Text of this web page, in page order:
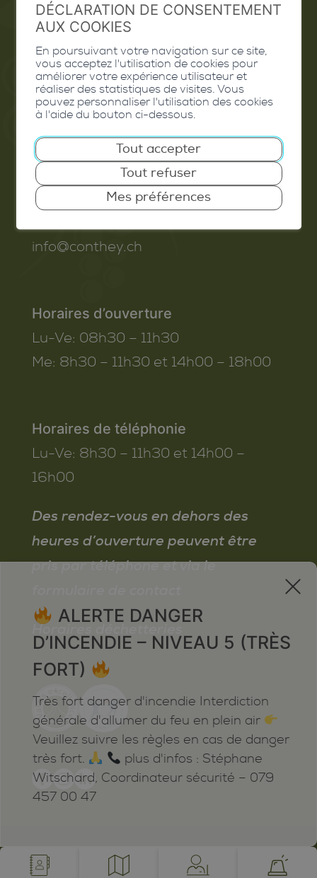
Contact
Extranet
Valais Excellence
Commune de Conthey
Route de Savoie 54
1975
St-Séverin
info@conthey.ch
Horaires d’ouverture
Lu-Ve: 08h30 – 11h30
Me: 8h30 – 11h30 et 14h00 – 18h00
Horaires de téléphonie
Lu-Ve: 8h30 – 11h30 et 14h00 –
16h00
Des rendez-vous en dehors des
heures d’ouverture peuvent être
pris par téléphone et via le
Horaires déchetteries
powered by /BOOMERANG
x
ALERTE DANGER
D’INCENDIE – NIVEAU 5 (TRÈS
FORT)
Très fort danger d'incendie Interdiction
générale d'allumer du feu en plein air
Veuillez suivre les règles en cas de danger
très fort.
plus d'infos : Stéphane
Witschard, Coordinateur sécurité – 079
457 00 47
DÉCLARATION DE CONSENTEMENT
AUX COOKIES
En poursuivant votre navigation sur ce site,
vous acceptez l'utilisation de cookies pour
améliorer votre expérience utilisateur et
réaliser des statistiques de visites. Vous
pouvez personnaliser l'utilisation des cookies
à l'aide du bouton ci-dessous.
Tout accepter
Tout refuser
Mes préférences